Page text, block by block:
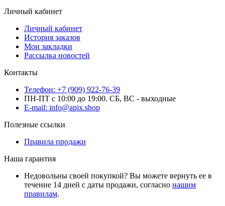
Личный кабинет
Личный кабинет
История заказов
Мои закладки
Рассылка новостей
Контакты
Телефон: +7 (909) 922-76-39
ПН-ПТ с 10:00 до 19:00. СБ, ВС - выходные
E-mail: info@apix.shop
Полезные ссылки
Правила продажи
Наша гарантия
Недовольны своей покупкой? Вы можете вернуть ее в
течение 14 дней с даты продажи, согласно нашим
правилам.